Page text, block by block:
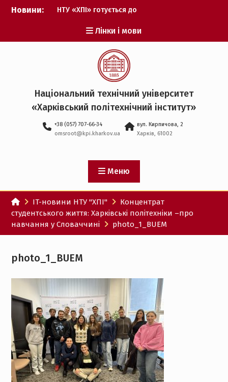
Перейти
Новини:
НТУ «ХПІ» готується до
Музичні таланти ХПІ
запрошуються на
Всеукраїнський
фестиваль «Червона
рута – 2027»
ХПІ уклав угоду про
партнерство з ДержНДІ
технологій кібербезпеки
Головнокомандувачем
Збройних Сил України
участю ХПІ обговорили
перспективи українсько-
іспанського
технологічного
партнерства
Лінки і мови
Національний технічний університет
«Харківський політехнічний iнститут»
+38 (057) 707-66-34
omsroot@kpi.kharkov.ua
вул. Кирпичова, 2
Харків, 61002
Меню
IT-новини НТУ "ХПІ"
Концентрат
студентського життя: Харківські політехніки –про
навчання у Словаччині
photo_1_BUEM
photo_1_BUEM